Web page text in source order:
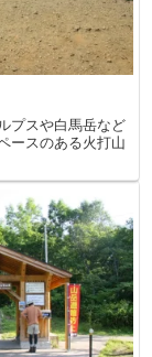
プスや白馬岳など
ースのある火打山